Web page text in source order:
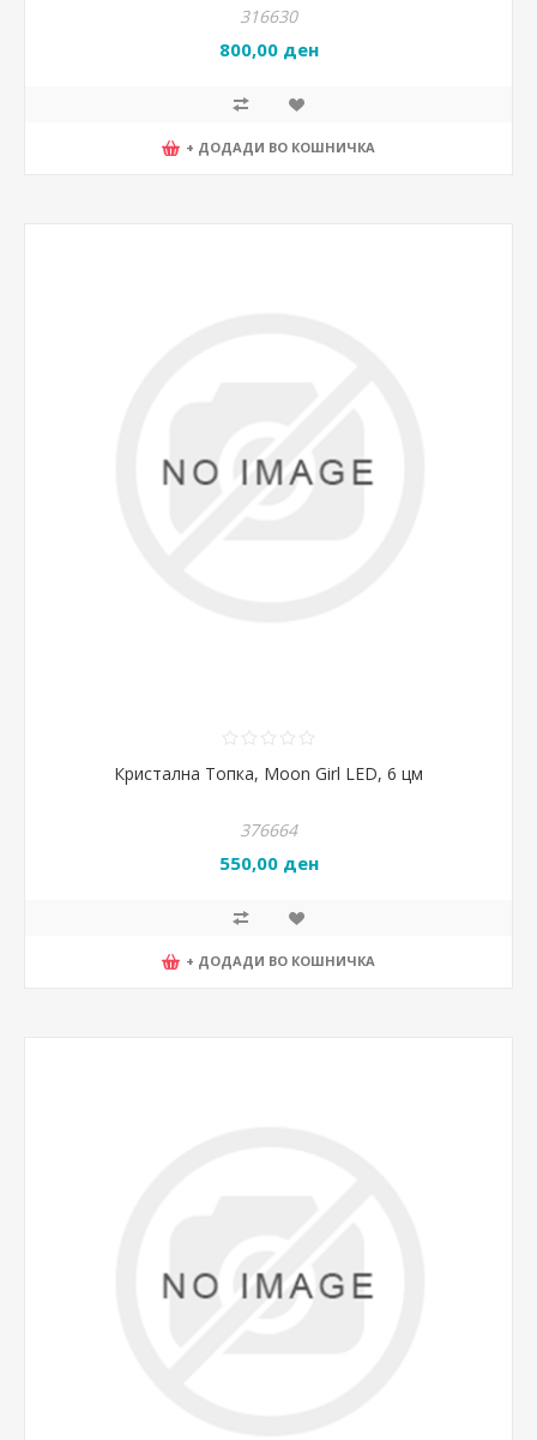
316630
800,00 ден
+ ДОДАДИ ВО КОШНИЧКА
Кристална Топка, Moon Girl LED, 6 цм
376664
550,00 ден
+ ДОДАДИ ВО КОШНИЧКА